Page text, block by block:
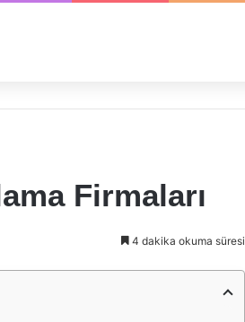
Firmaları
4 dakika okuma süresi